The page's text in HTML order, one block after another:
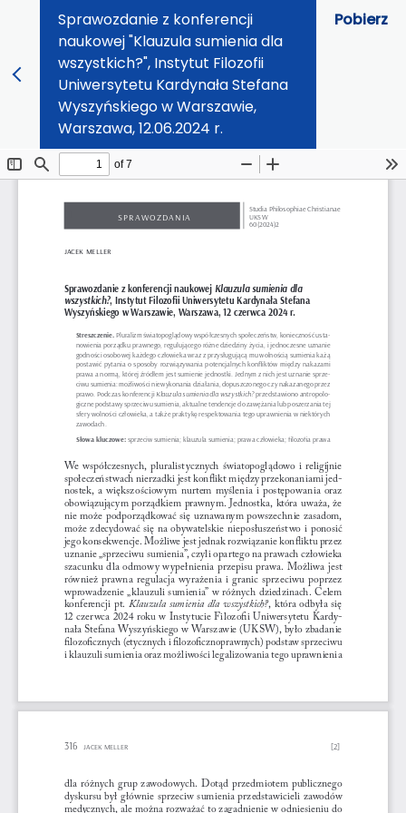
Sprawozdanie z konferencji
naukowej "Klauzula sumienia dla
wszystkich?", Instytut Filozofii
Uniwersytetu Kardynała Stefana
Wyszyńskiego w Warszawie,
Warszawa, 12.06.2024 r.
Pobierz